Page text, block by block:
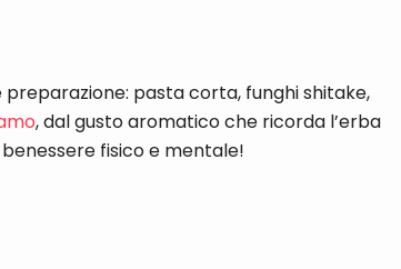
pasta corta, funghi shitake,
, dal gusto aromatico che ricorda l’erba
fisico e mentale!